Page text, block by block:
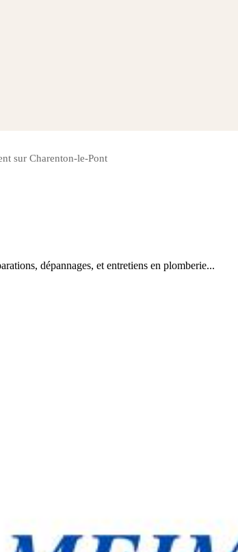
sur Charenton-le-Pont
dépannages, et entretiens en plomberie...